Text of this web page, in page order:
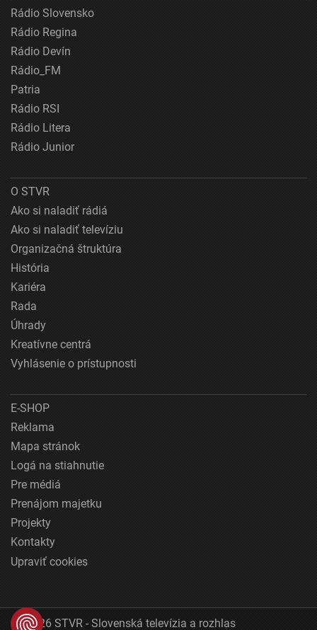
Rádio Slovensko
Rádio Regina
Rádio Devín
Rádio_FM
Patria
Rádio RSI
Rádio Litera
Rádio Junior
O STVR
Ako si naladiť rádiá
Ako si naladiť televíziu
Organizačná štruktúra
História
Kariéra
Rada
Úhrady
Kreatívne centrá
Vyhlásenie o prístupnosti
E-SHOP
Reklama
Mapa stránok
Logá na stiahnutie
Pre médiá
Prenájom majetku
Projekty
Kontakty
Upraviť cookies
© 2026 STVR - Slovenská televízia a rozhlas